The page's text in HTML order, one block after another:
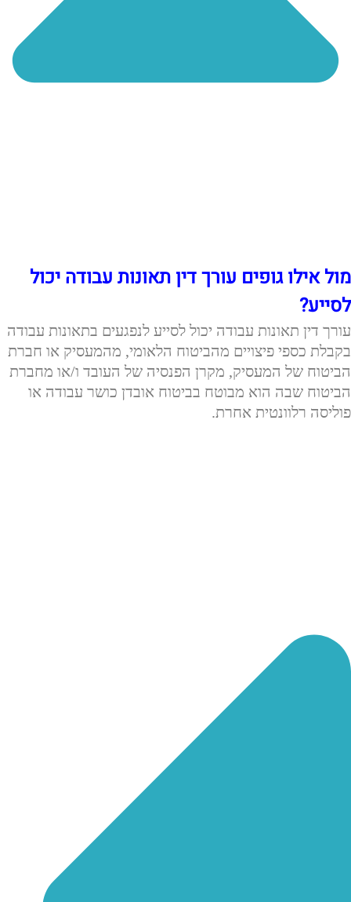
מול אילו גופים עורך דין תאונות עבודה יכול
לסייע?
עורך דין תאונות עבודה יכול לסייע לנפגעים בתאונות עבודה
בקבלת כספי פיצויים מהביטוח הלאומי, מהמעסיק או חברת
הביטוח של המעסיק, מקרן הפנסיה של העובד ו/או מחברת
הביטוח שבה הוא מבוטח בביטוח אובדן כושר עבודה או
פוליסה רלוונטית אחרת.